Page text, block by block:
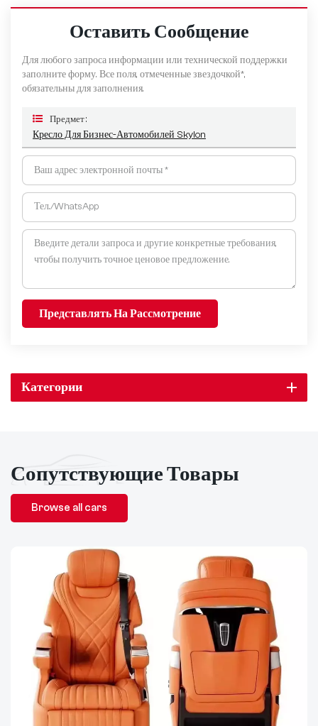
Оставить Сообщение
Для любого запроса информации или технической поддержки
заполните форму. Все поля, отмеченные звездочкой*,
обязательны для заполнения.
Предмет :
Кресло Для Бизнес-Автомобилей Skylon
Представлять На Рассмотрение
Категории
Сопутствующие Товары
Browse all cars